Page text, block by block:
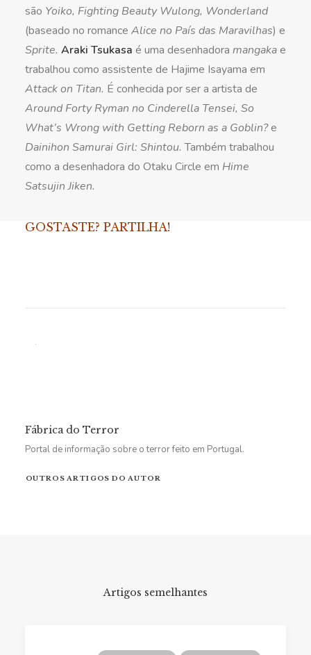
são Yoiko, Fighting Beauty Wulong, Wonderland
(baseado no romance Alice no País das Maravilhas) e
Sprite. Araki Tsukasa é uma desenhadora mangakae
trabalhou como assistente de Hajime Isayama em
Attack on Titan. É conhecida por ser a artista de
Around Forty Ryman no Cinderella Tensei, So
What’s Wrong with Getting Reborn as a Goblin?e
Dainihon Samurai Girl: Shintou.Também trabalhou
como a desenhadora do Otaku Circle em Hime
Satsujin Jiken.
GOSTASTE? PARTILHA!
Fábrica do Terror
Portal de informação sobre o terror feito em Portugal.
OUTROS ARTIGOS DO AUTOR
Artigos semelhantes